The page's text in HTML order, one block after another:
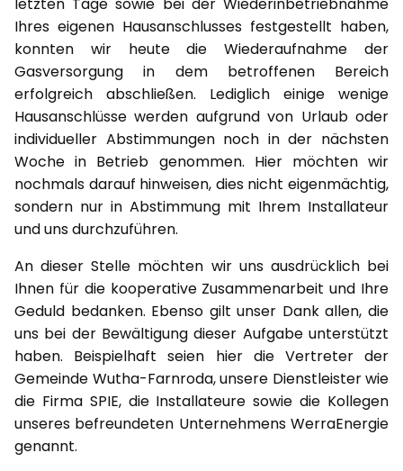
Ihres eigenen Hausanschlusses festgestellt haben,
konnten wir heute die Wiederaufnahme der
Gasversorgung in dem betroffenen Bereich
erfolgreich abschließen. Lediglich einige wenige
Hausanschlüsse werden aufgrund von Urlaub oder
individueller Abstimmungen noch in der nächsten
Woche in Betrieb genommen. Hier möchten wir
nochmals darauf hinweisen, dies nicht eigenmächtig,
sondern nur in Abstimmung mit Ihrem Installateur
und uns durchzuführen.
An dieser Stelle möchten wir uns ausdrücklich bei
Ihnen für die kooperative Zusammenarbeit und Ihre
Geduld bedanken. Ebenso gilt unser Dank allen, die
uns bei der Bewältigung dieser Aufgabe unterstützt
haben. Beispielhaft seien hier die Vertreter der
Gemeinde Wutha-Farnroda, unsere Dienstleister wie
die Firma SPIE, die Installateure sowie die Kollegen
unseres befreundeten Unternehmens WerraEnergie
genannt.